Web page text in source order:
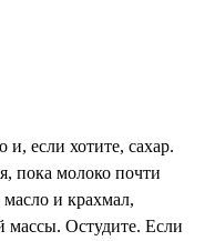
если хотите, сахар.
пока молоко почти
и крахмал,
массы. Остудите. Если